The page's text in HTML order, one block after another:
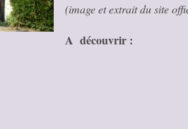
(image et extrait du site
A découvrir :